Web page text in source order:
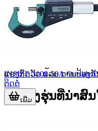
mm ຫຼື 275-300 mm. ກາ
ແລະ ຮັກສາຄວາມແມ່ນຍຳ.
ອີກປັດໃຈໜຶ່ງຄື ຄວາມລະອ
ຄວາມລະອຽດ 0.001 mm
ອຸດສາຫະກຳ, ໃນຂະນະທີ່ງ
ຄ່າອ່ານລະອຽດກວ່າ. ນອກ
ແຮງກົດວັດ ແລະ ການປ້ອງ
ຕົວຢ່າງຮຸ່ນທີ່ນ່າສົ
ສຳລັບວຽກພື້ນຖານທີ່ຕ້ອງກາ
ເປັນອີກທາງເລືອກທີ່ຄອບຄຸມ
INSIZE 3109-50A Outside
ຕິດຕໍ່
ເພີ່ມ